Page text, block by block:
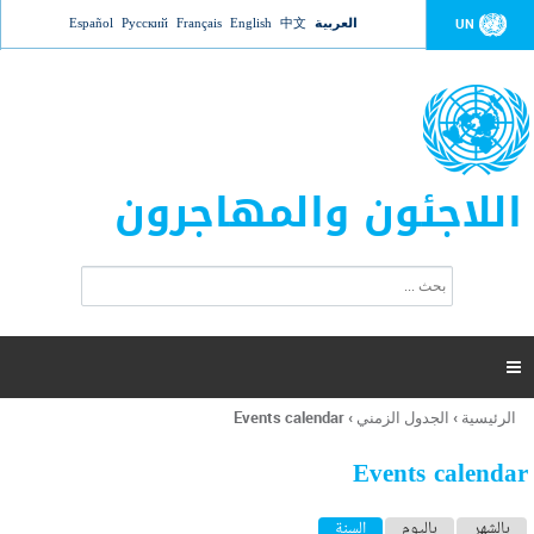
Jump to navigation UN العربية 中文
English
Français
Русский
Español
اللاجئون والمهاجرون
ت
ر
ل
ح
ب

أنت
هنا
الرئيسية › الجدول الزمني ›
Events calendar
Events calendar